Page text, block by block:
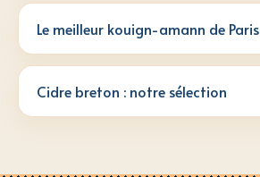
Le meilleur kouign-amann de Paris
Cidre breton : notre sélection